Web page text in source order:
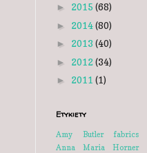
► 2015 (68)
► 2014(80)
► 2013 (40)
► 2012(34)
► 2011 (1)
Etykiety
Amy Butler fabrics
Anna Maria Horner